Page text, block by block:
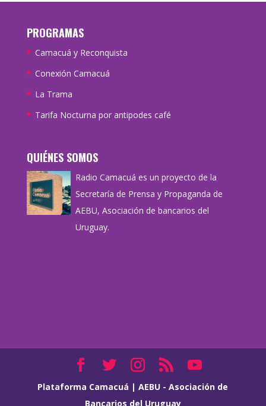
PROGRAMAS
Camacuá y Reconquista
Conexión Camacuá
La Trama
Tarifa Nocturna por antipodes café
QUIÉNES SOMOS
Radio Camacuá es un proyecto de la
Secretaría de Prensa y Propaganda de
AEBU, Asociación de bancarios del
Uruguay.
Plataforma Camacuá |AEBU - Asociación de
Bancarios del Uruguay